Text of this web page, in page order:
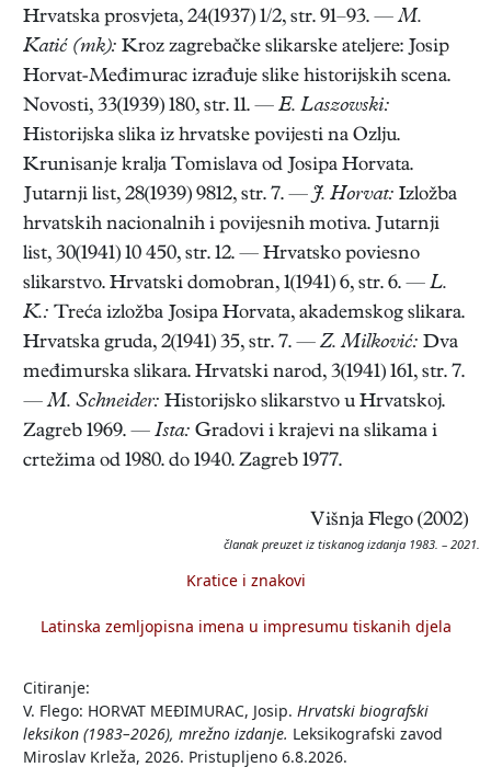
Hrvatska prosvjeta, 24(1937) 1/2, str. 91–93. —M.
Katić (mk): Kroz zagrebačke slikarske ateljere: Josip
Horvat-Međimurac izrađuje slike historijskih scena.
Novosti, 33(1939) 180, str. 11. — E. Laszowski:
Historijska slika iz hrvatske povijesti na Ozlju.
Krunisanje kralja Tomislava od Josipa Horvata.
Jutarnji list, 28(1939) 9812, str. 7. — J. Horvat: Izložba
hrvatskih nacionalnih i povijesnih motiva. Jutarnji
list, 30(1941) 10 450, str. 12. — Hrvatsko poviesno
slikarstvo. Hrvatski domobran, 1(1941) 6, str. 6. — L.
K.: Treća izložba Josipa Horvata, akademskog slikara.
Hrvatska gruda, 2(1941) 35, str. 7. — Z. Milković: Dva
međimurska slikara. Hrvatski narod, 3(1941) 161, str. 7.
—M. Schneider: Historijsko slikarstvo u Hrvatskoj.
Zagreb 1969. — Ista: Gradovi i krajevi na slikama i
crtežima od 1980. do 1940. Zagreb 1977.
Višnja Flego (2002)
članak preuzet iz tiskanog izdanja 1983. – 2021.
Kratice i znakovi
Latinska zemljopisna imena u impresumu tiskanih djela
Citiranje:
V. Flego: HORVAT MEĐIMURAC, Josip. Hrvatski biografski
leksikon (1983–2026), mrežno izdanje. Leksikografski zavod
Miroslav Krleža, 2026. Pristupljeno 6.8.2026.